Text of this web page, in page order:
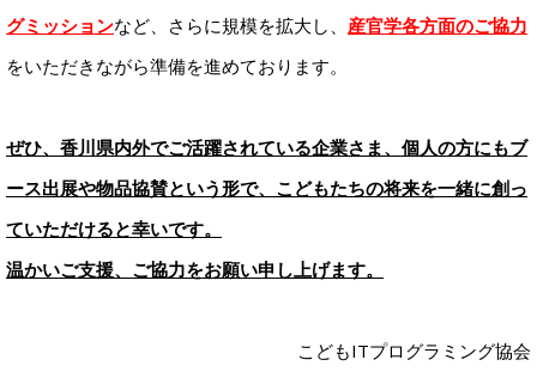
グミッションなど、さらに規模を拡大し、 産官学各方面のご協力
をいただきながら準備を進めております。
ぜひ、香川県内外でご活躍されている企業さま、個人の方にもブ
ース出展や物品協賛という形で、こどもたちの将来を一緒に創っ
ていただけると幸いです。
温かいご支援、ご協力をお願い申し上げます。
こどもITプログラミング協会